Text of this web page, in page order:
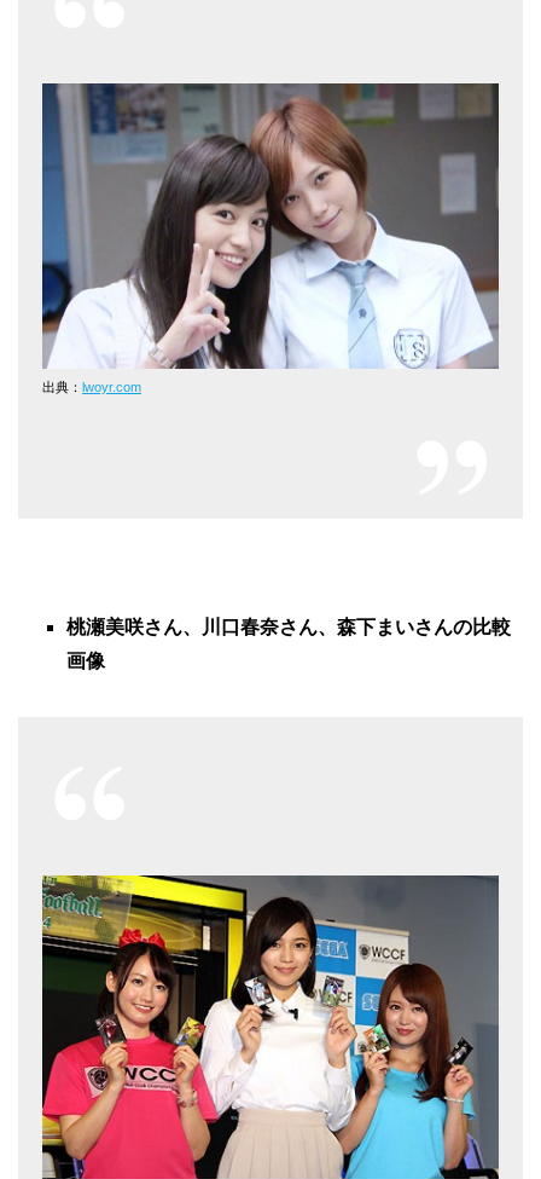
出典： lwoyr.com
桃瀬美咲さん、川口春奈さん、森下まいさんの比較
画像